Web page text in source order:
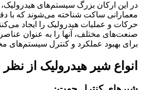
در این ارکان بزرگ سیستم‌های هیدرولیک،
معمارانی ساکت شناخته می‌شوند که با
حرکات و عملیات هیدرولیک را ایجاد
صنعت‌های مختلف، آنها را به عنوان
برای بهبود عملکرد و کنترل سیستم‌های
انواع شیر هیدرولیک از